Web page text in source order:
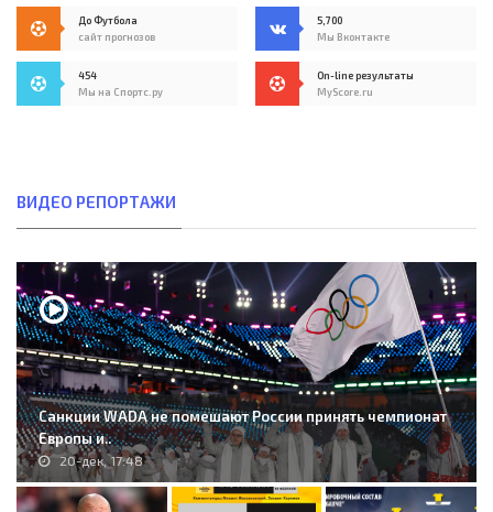
До Футбола
сайт прогнозов
5,700
Мы Вконтакте
454
Мы на Спортс.ру
On-line результаты
MyScore.ru
ВИДЕО РЕПОРТАЖИ
Санкции WADA не помешают России принять чемпионат
Европы и..
20-дек, 17:48